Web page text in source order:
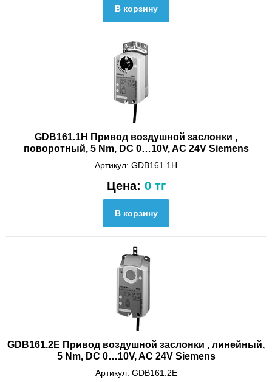
GDB161.1H Привод воздушной заслонки ,
поворотный, 5 Nm, DС 0…10V, AC 24V Siemens
Артикул: GDB161.1H
Цена: 0 тг
GDB161.2E Привод воздушной заслонки , линейный,
5 Nm, DС 0…10V, AC 24V Siemens
Артикул: GDB161.2E